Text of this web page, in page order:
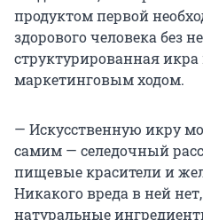
продуктом первой
здорового человека без
структурированная
маркетинговым ходом.
— Искусственную икру
самим — селедочный
пищевые красители и
Никакого вреда в ней
натуральные